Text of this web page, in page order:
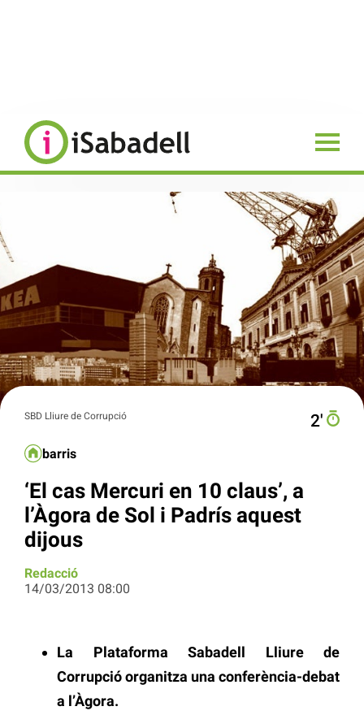
SBD Lliure de Corrupció 2′
barris
‘El cas Mercuri en 10 claus’, a
l’Àgora de Sol i Padrís aquest
dijous
Redacció
14/03/2013 08:00
La Plataforma Sabadell Lliure de
Corrupció organitza una conferència-debat
a l’Àgora.